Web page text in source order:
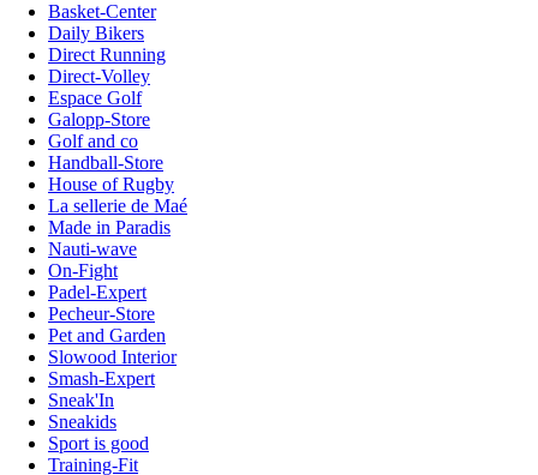
Basket-Center
Daily Bikers
Direct Running
Direct-Volley
Espace Golf
Galopp-Store
Golf and co
Handball-Store
House of Rugby
La sellerie de Maé
Made in Paradis
Nauti-wave
On-Fight
Padel-Expert
Pecheur-Store
Pet and Garden
Slowood Interior
Smash-Expert
Sneak'In
Sneakids
Sport is good
Training-Fit